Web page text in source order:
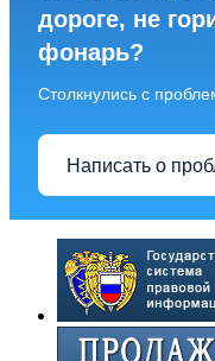
дороге, не
фонарь?
Столкнулись с
Написать о